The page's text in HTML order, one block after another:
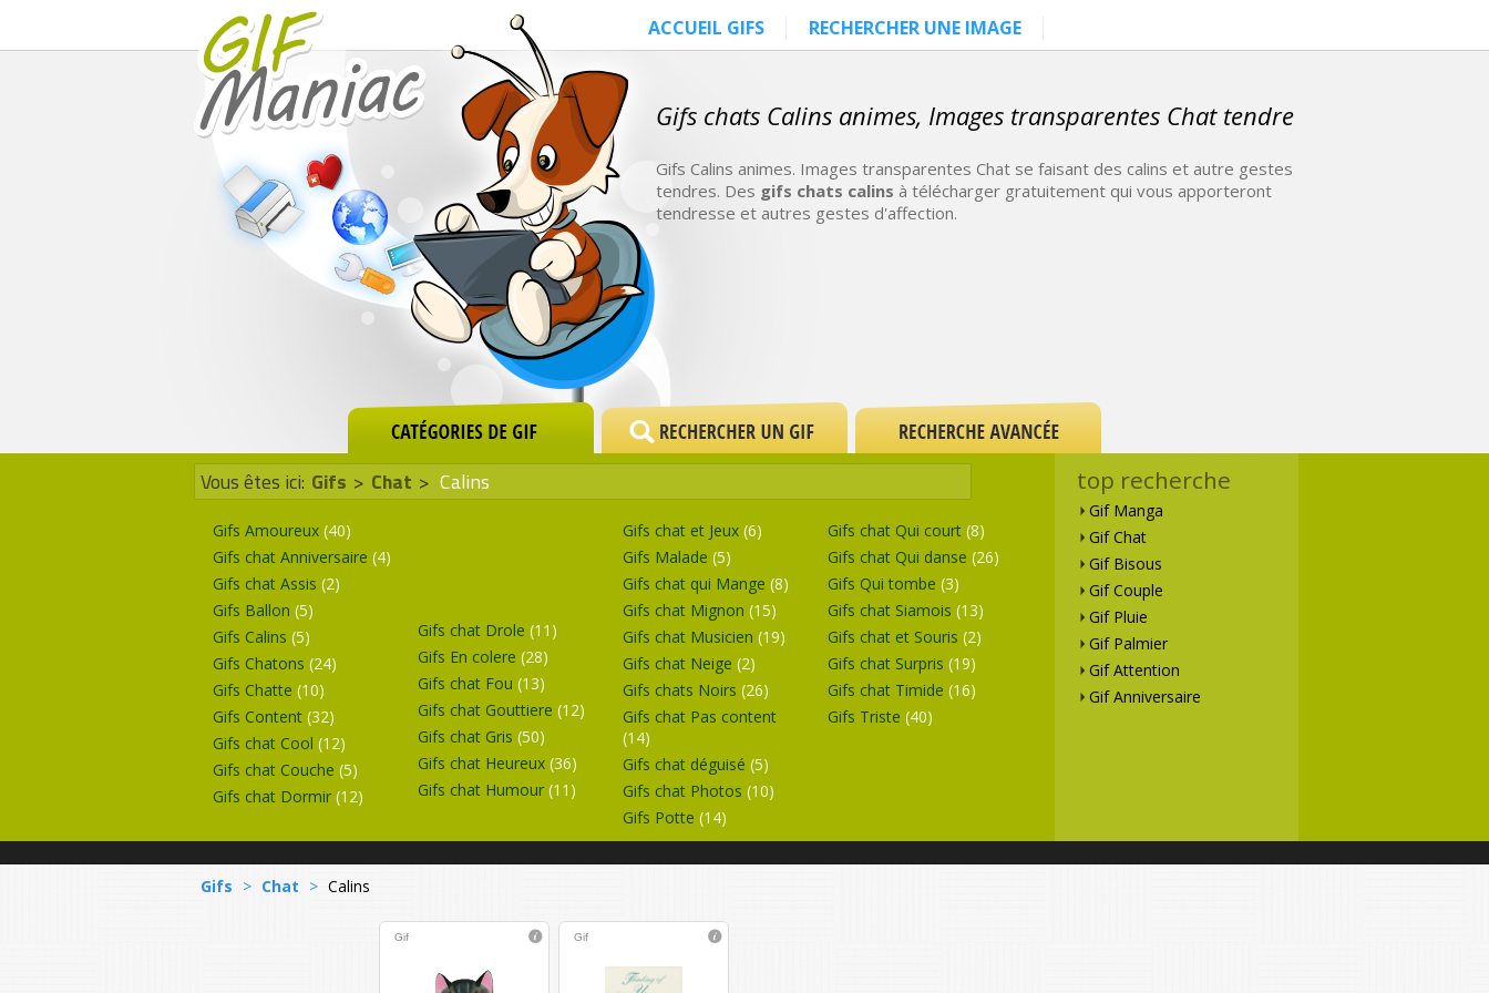
ACCUEIL GIFS RECHERCHER UNE IMAGE
Gifs chats Calins animes, Images transparentes Chat tendre
Gifs Calins animes. Images transparentes Chat se faisant des calins et autre gestes
tendres. Des gifs chats calins à télécharger gratuitement qui vous apporteront
tendresse et autres gestes d'affection.
Vous êtes ici: Gifs > Chat > Calins
Gifs Amoureux (40)
Gifs chat Anniversaire (4)
Gifs chat Assis (2)
Gifs Ballon (5)
Gifs Calins (5)
Gifs Chatons (24)
Gifs Chatte (10)
Gifs Content (32)
Gifs chat Cool (12)
Gifs chat Couche (5)
Gifs chat Dormir (12)
Gifs chat Drole (11)
Gifs En colere (28)
Gifs chat Fou (13)
Gifs chat Gouttiere (12)
Gifs chat Gris (50)
Gifs chat Heureux (36)
Gifs chat Humour (11)
Gifs chat et Jeux (6)
Gifs Malade (5)
Gifs chat qui Mange (8)
Gifs chat Mignon (15)
Gifs chat Musicien (19)
Gifs chat Neige (2)
Gifs chats Noirs (26)
Gifs chat Pas content
(14)
Gifs chat déguisé (5)
Gifs chat Photos (10)
Gifs Potte (14)
Gifs chat Qui court (8)
Gifs chat Qui danse (26)
Gifs Qui tombe (3)
Gifs chat Siamois (13)
Gifs chat et Souris (2)
Gifs chat Surpris (19)
Gifs chat Timide (16)
Gifs Triste (40)
top recherche
Gif Manga
Gif Chat
Gif Bisous
Gif Couple
Gif Pluie
Gif Palmier
Gif Attention
Gif Anniversaire
Gifs > Chat > Calins
Gif Gif